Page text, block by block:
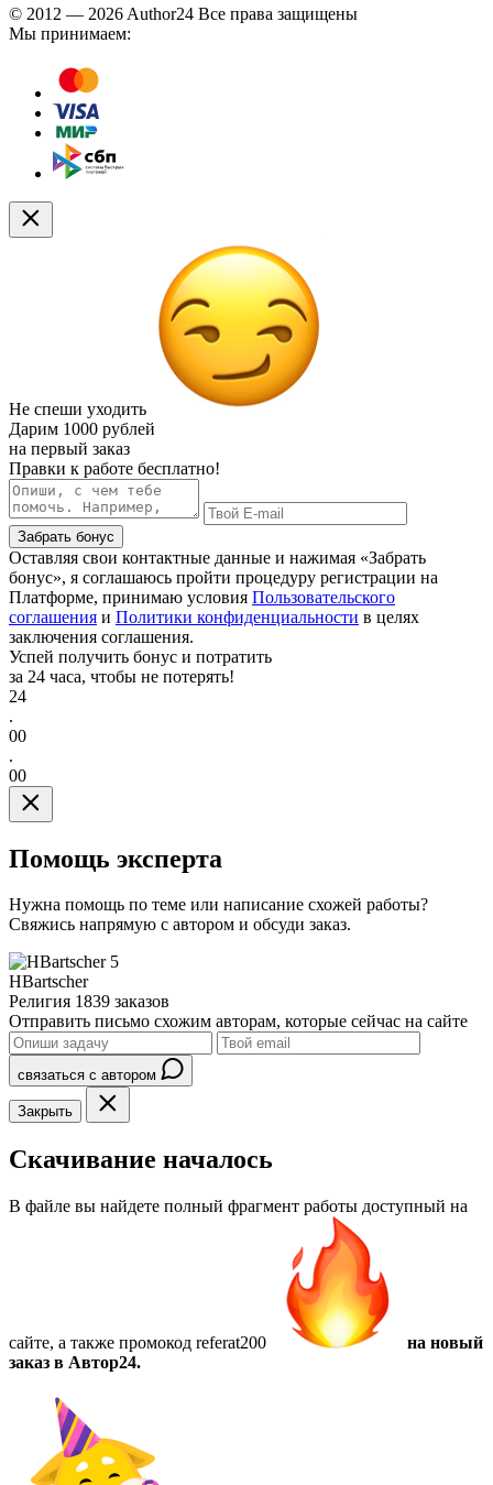
© 2012 — 2026 Author24 Все права защищены
Мы принимаем:
Не спеши уходить
Дарим 1000 рублей
на первый заказ
Правки к работе бесплатно!
Забрать бонус
Оставляя свои контактные данные и нажимая «Забрать
бонус», я соглашаюсь пройти процедуру регистрации на
Платформе, принимаю условия Пользовательского
соглашения и Политики конфиденциальности в целях
заключения соглашения.
Успей получить бонус и потратить
за 24 часа, чтобы не потерять!
24
.
00
.
00
Помощь эксперта
Нужна помощь по теме или написание схожей работы?
Свяжись напрямую с автором и обсуди заказ.
5
HBartscher
Религия 1839 заказов
Отправить письмо схожим авторам, которые сейчас на сайте
связаться с автором
Закрыть
Скачивание началось
В файле вы найдете полный фрагмент работы доступный на
сайте, а также промокод referat200
на новый
заказ в Автор24.